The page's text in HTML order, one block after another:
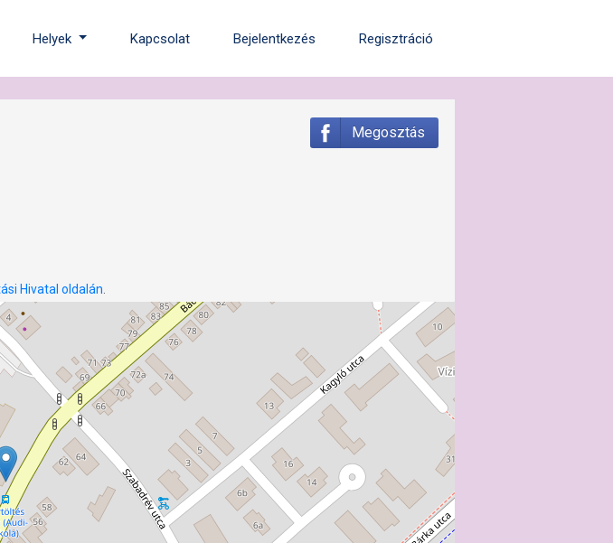
Helyek Kapcsolat Bejelentkezés Regisztráció
Megosztás
Hivatal oldalán